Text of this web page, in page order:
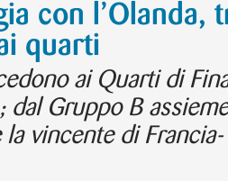
con l’Olanda,
quarti
ai Quarti di
dal Gruppo B
la vincente di